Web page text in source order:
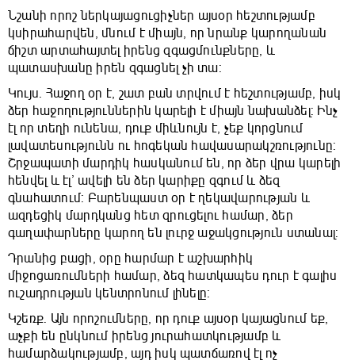
Նշանի որոշ ներկայացուցիչներ այսօր հեշտությամբ
կսիրահարվեն, մնում է միայն, որ նրանք կարողանան
ճիշտ արտահայտել իրենց զգացմունքները, և
պատասխանը իրեն զգացնել չի տա:
Կույս. Հաջող օր է, շատ բան տրվում է հեշտությամբ, իսկ
ձեր հաջողություններին կարելի է միայն նախանձել: Ինչ
էլ որ տեղի ունենա, դուք միևնույն է, չեք կորցնում
լավատեսությունն ու հոգեկան հավասարակշռությունը:
Շրջապատի մարդիկ հասկանում են, որ ձեր վրա կարելի
հենվել և էլ’ ավելի են ձեր կարիքը զգում և ձեզ
գնահատում: Բարենպաստ օր է ղեկավարության և
ազդեցիկ մարդկանց հետ զրուցելու համար, ձեր
գաղափարները կարող են լուրջ աջակցություն ստանալ:
Դրանից բացի, օրը հարմար է աշխարհիկ
միջոցառումների համար, ձեզ հատկապես դուր է գալիս
ուշադրության կենտրոնում լինելը:
Կշեռք. Այն որոշումները, որ դուք այսօր կայացնում եք,
աչքի են ընկնում իրենց յուրահատկությամբ և
համարձակությամբ, այդ իսկ պատճառով էլ ոչ